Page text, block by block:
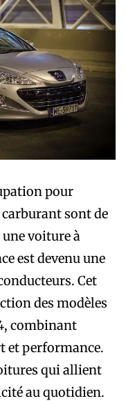
pour
sont de
voiture à
est devenu une
Cet
des modèles
combinant
et performance.
qui allient
au quotidien.